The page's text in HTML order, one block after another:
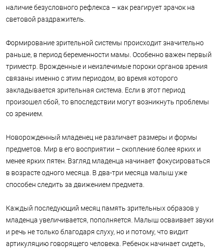
наличие безусловного рефлекса – как реагирует зрачок на
световой раздражитель.
Формирование зрительной системы происходит значительно
раньше, в период беременности мамы. Особенно важен первый
триместр. Врожденные и неизлечимые пороки органов зрения
связаны именно с этим периодом, во время которого
закладывается зрительная система. Если в этот период
произошел сбой, то впоследствии могут возникнуть проблемы
со зрением.
Новорожденный младенец не различает размеры и формы
предметов. Мир в его восприятии – скопление более ярких и
менее ярких пятен. Взгляд младенца начинает фокусироваться
в возрасте одного месяца. В два-три месяца малыш уже
способен следить за движением предмета.
Каждый последующий месяц память зрительных образов у
младенца увеличивается, пополняется. Малыш осваивает звуки
и речь не только благодаря слуху, но и потому, что видит
артикуляцию говорящего человека. Ребенок начинает сидеть,